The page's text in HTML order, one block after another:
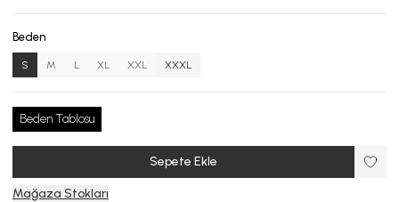
Beden
S M L XL XXL XXXL
Beden Tablosu
Sepete Ekle
Mağaza Stokları